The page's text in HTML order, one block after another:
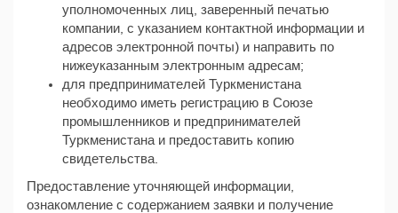
уполномоченных лиц, заверенный печатью
компании, с указанием контактной информации и
адресов электронной почты) и направить по
нижеуказанным электронным адресам;
для предпринимателей Туркменистана
необходимо иметь регистрацию в Союзе
промышленников и предпринимателей
Туркменистана и предоставить копию
свидетельства.
Предоставление уточняющей информации,
ознакомление с содержанием заявки и получение